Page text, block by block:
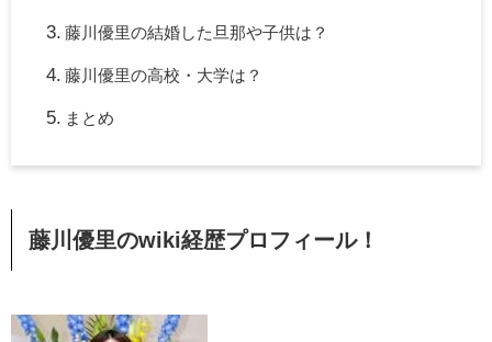
藤川優里の結婚した旦那や子供は？
藤川優里の高校・大学は？
まとめ
藤川優里のwiki経歴プロフィール！